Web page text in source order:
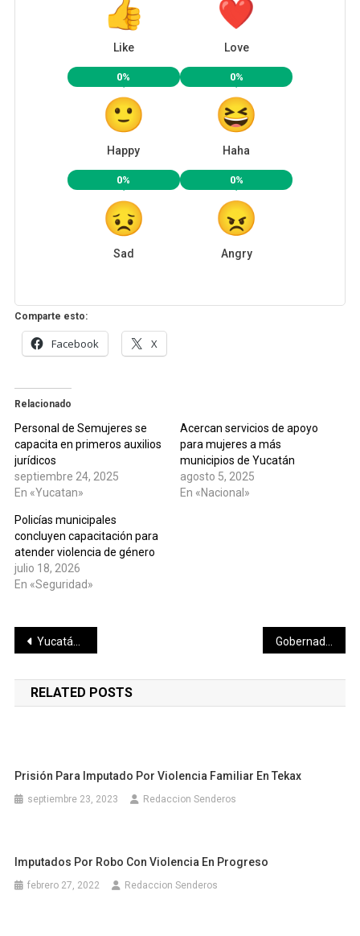
Like Love
0%
Happy
0%
Haha
0%
Sad
0%
Angry
Comparte esto:
Facebook X
Relacionado
Personal de Semujeres se
capacita en primeros auxilios
jurídicos
septiembre 24, 2025
En «Yucatan»
Acercan servicios de apoyo
para mujeres a más
municipios de Yucatán
agosto 5, 2025
En «Nacional»
Policías municipales
concluyen capacitación para
atender violencia de género
julio 18, 2026
En «Seguridad»
Navegación
de
entradas
Yucatán entra a la Guía Michelin México 2026 con 14 propuestas gastronómicas reconocidas Gobernador Díaz Mena supervisa farmacia del nuevo hospital O’Horán y garantiza medicamentos gratuitos para las familias yucatecas
RELATED POSTS
Prisión Para Imputado Por Violencia Familiar En Tekax
septiembre 23, 2023 Redaccion Senderos
Imputados Por Robo Con Violencia En Progreso
febrero 27, 2022 Redaccion Senderos